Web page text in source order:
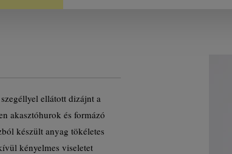
ellátott dizájnt a
akasztóhurok és formázó
készült anyag tökéletes
kényelmes viseletet